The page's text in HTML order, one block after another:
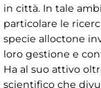
in città. In tale
particolare le
specie alloctone
loro gestione e
Ha al suo attivo
scientifico che